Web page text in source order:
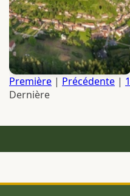
Première | Précédente | 1
Dernière